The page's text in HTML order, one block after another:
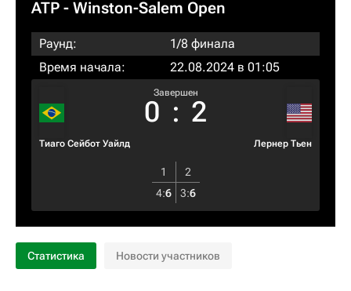
ATP - Winston-Salem Open
Раунд:
1/8 финала
Время начала:
22.08.2024 в 01:05
Тиаго Сейбот Уайлд
Завершен
0 : 2
Лернер Тьен
1
2
4:6 3:6
Статистика Новости участников